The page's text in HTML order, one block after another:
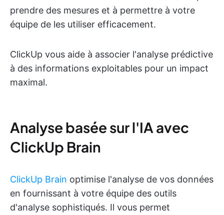
prendre des mesures et à permettre à votre
équipe de les utiliser efficacement.
ClickUp vous aide à associer l'analyse prédictive
à des informations exploitables pour un impact
maximal.
Analyse basée sur l'IA avec
ClickUp Brain
ClickUp Brain optimise l'analyse de vos données
en fournissant à votre équipe des outils
d'analyse sophistiqués. Il vous permet